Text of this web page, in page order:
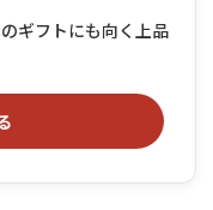
ギフトにも向く上品